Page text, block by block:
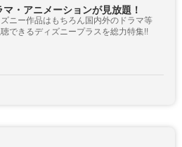
マ・アニメーションが見放題！
ニー作品はもちろん国内外のドラマ等
できるディズニープラスを総力特集!!